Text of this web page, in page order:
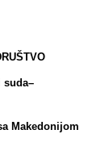
suda–
Makedonijom